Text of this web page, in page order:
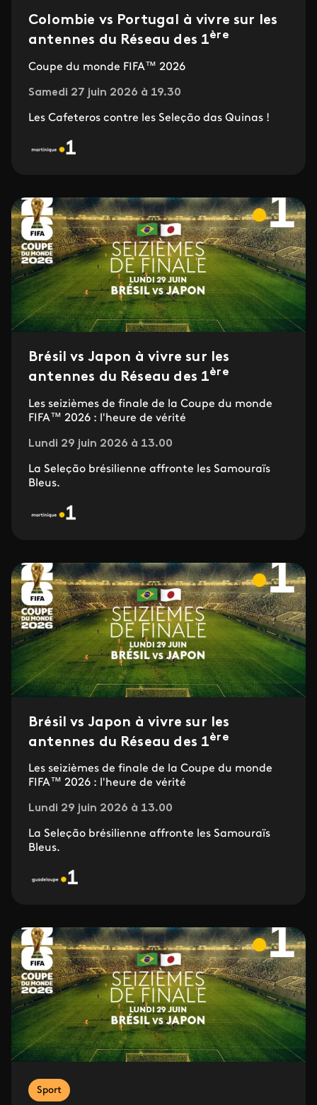
Colombie vs Portugal à vivre sur les
antennes du Réseau des 1ère
Coupe du monde FIFA™ 2026
Samedi 27 juin 2026 à 19.30
Les Cafeteros contre les Seleção das Quinas !
Brésil vs Japon à vivre sur les
antennes du Réseau des 1ère
Les seizièmes de finale de la Coupe du monde
FIFA™ 2026 : l'heure de vérité
Lundi 29 juin 2026 à 13.00
La Seleção brésilienne affronte les Samouraïs
Bleus.
Brésil vs Japon à vivre sur les
antennes du Réseau des 1ère
Les seizièmes de finale de la Coupe du monde
FIFA™ 2026 : l'heure de vérité
Lundi 29 juin 2026 à 13.00
La Seleção brésilienne affronte les Samouraïs
Bleus.
Sport